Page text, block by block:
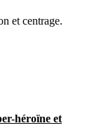
et centrage.
héroïne et